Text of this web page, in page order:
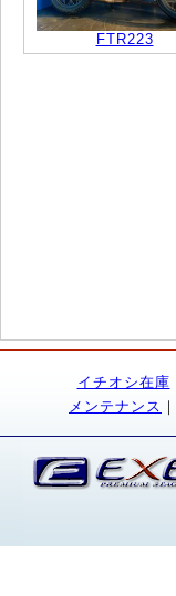
FTR223
イチオシ在庫
メンテナンス ｜